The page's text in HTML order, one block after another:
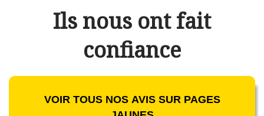
Ils nous ont fait
confiance
VOIR TOUS NOS AVIS SUR PAGES